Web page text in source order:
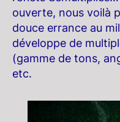
ouverte, nous voilà
douce errance au
développe de
(gamme de tons,
etc.